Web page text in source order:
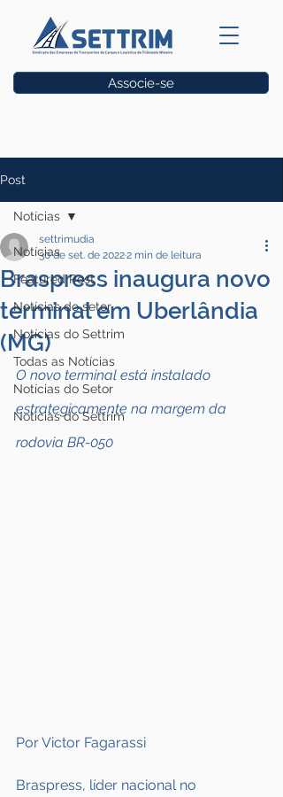
Associe-se
Post
Notícias
Featured Post
Notícias do setor
Notícias do Settrim
Todas as Notícias
Notícias do Setor
Notícias do Settrim
Notícias
Braspress inaugura novo
terminal em Uberlândia
(MG)
settrimudia
30 de set. de 20222 min de leitura
O novo terminal está instalado
estrategicamente na margem da
rodovia BR-050
Por Victor Fagarassi
Braspress, líder nacional no